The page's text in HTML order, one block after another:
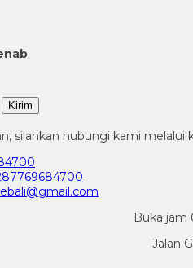
Kirim
silahkan hubungi kami melalui
Buka jam
Jalan